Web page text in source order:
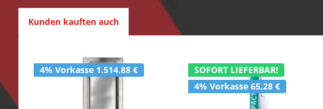
Kunden kauften auch
4% Vorkasse 1.514,88 €
SOFORT LIEFERBAR!
4% Vorkasse 65,28 €